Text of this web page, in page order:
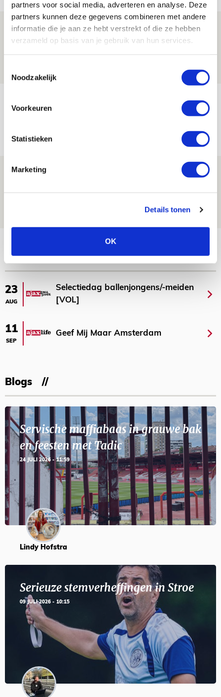
partners voor social media, adverteren en analyse. Deze
partners kunnen deze gegevens combineren met andere
informatie die je aan ze hebt verstrekt of die ze hebben
verzameld op basis van je gebruik van hun services.
Noodzakelijk
Voorkeuren
Statistieken
Marketing
Details tonen
OK
Drie dingen die je moet weten over PEC
Zwolle - Ajax
08 AUGUSTUS 2026 - 12:32
Míchels elf: met welke formatie begin
jij aan nieuw eredivisieseizoen?
NIEUWS
Spelen bij Jong Ajax of Ajax 1? Dat
AGENDA
23
AUG
Selectiedag ballenjongens/-meiden
[VOL]
11
SEP
Geef Mij Maar Amsterdam
Blogs
Servische maffiabaas in grauwe bak
en feesten met Tadic
24 JULI 2026 - 11:59
Lindy Hofstra
Serieuze stemverheffingen in Stroe
09 JULI 2026 - 10:15